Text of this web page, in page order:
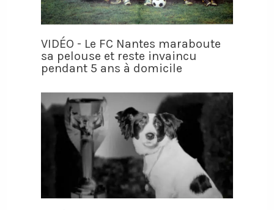
VIDÉO - Le FC Nantes maraboute
sa pelouse et reste invaincu
pendant 5 ans à domicile